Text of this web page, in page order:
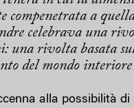
compenetrata a
celebrava una
una rivolta basata
del mondo
alla possibilità di